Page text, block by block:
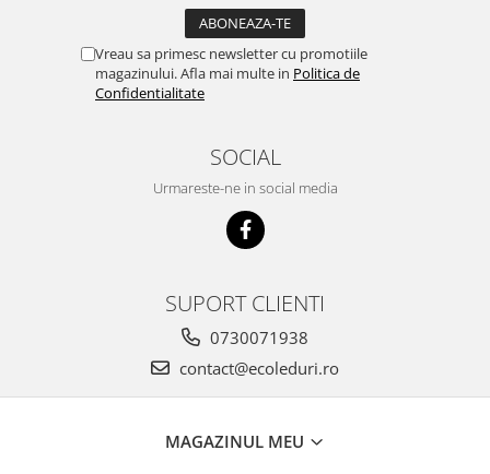
Vreau sa primesc newsletter cu promotiile
magazinului. Afla mai multe in Politica de
Confidentialitate
SOCIAL
Urmareste-ne in social media
SUPORT CLIENTI
0730071938
contact@ecoleduri.ro
MAGAZINUL MEU